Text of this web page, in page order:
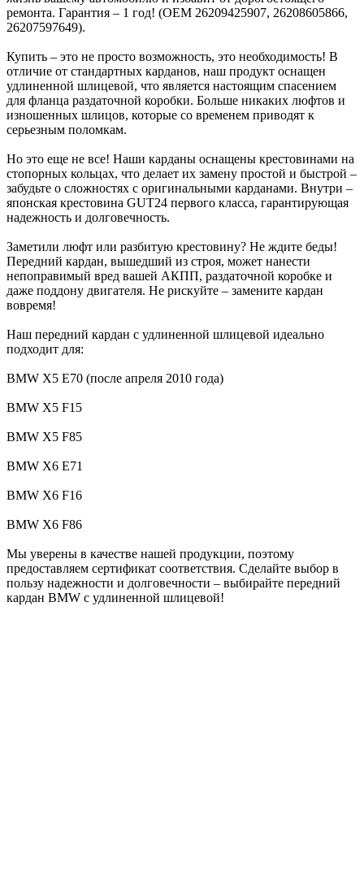
ремонта. Гарантия – 1 год! (OEM 26209425907, 26208605866,
26207597649).
Купить – это не просто возможность, это необходимость! В
отличие от стандартных карданов, наш продукт оснащен
удлиненной шлицевой, что является настоящим спасением
для фланца раздаточной коробки. Больше никаких люфтов и
изношенных шлицов, которые со временем приводят к
серьезным поломкам.
Но это еще не все! Наши карданы оснащены крестовинами на
стопорных кольцах, что делает их замену простой и быстрой –
забудьте о сложностях с оригинальными карданами. Внутри –
японская крестовина GUT24 первого класса, гарантирующая
надежность и долговечность.
Заметили люфт или разбитую крестовину? Не ждите беды!
Передний кардан, вышедший из строя, может нанести
непоправимый вред вашей АКПП, раздаточной коробке и
даже поддону двигателя. Не рискуйте – замените кардан
вовремя!
Наш передний кардан с удлиненной шлицевой идеально
подходит для:
BMW X5 E70 (после апреля 2010 года)
BMW X5 F15
BMW X5 F85
BMW X6 E71
BMW X6 F16
BMW X6 F86
Мы уверены в качестве нашей продукции, поэтому
предоставляем сертификат соответствия. Сделайте выбор в
пользу надежности и долговечности – выбирайте передний
кардан BMW с удлиненной шлицевой!